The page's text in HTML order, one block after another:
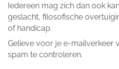
Iedereen mag zich dan ook
geslacht, filosofische
of handicap.
Gelieve voor je e-mailverkeer
spam te controleren.